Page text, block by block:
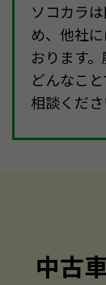
ソコカラ
め、他社
おります
どんなこ
相談くださ
中古